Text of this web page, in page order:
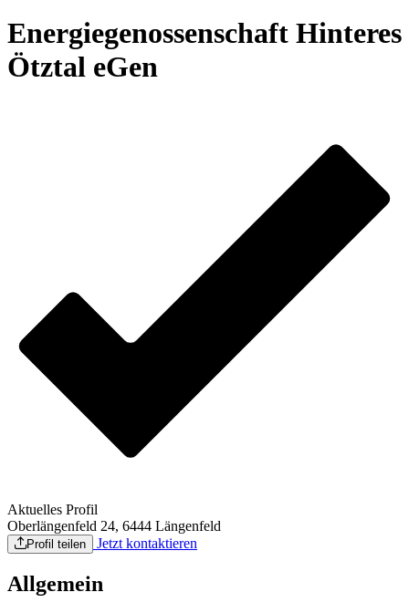
Energiegenossenschaft Hinteres
Ötztal eGen
Aktuelles Profil
Oberlängenfeld 24, 6444 Längenfeld
Profil teilen Jetzt kontaktieren
Allgemein